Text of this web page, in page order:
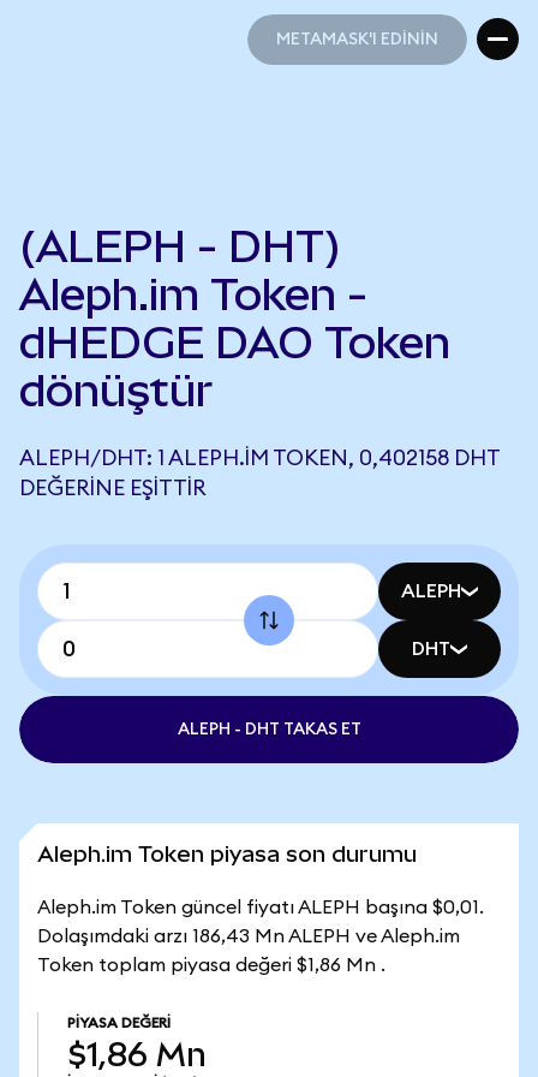
METAMASK'I EDİNİN
(ALEPH - DHT)
Aleph.im Token -
dHEDGE DAO Token
dönüştür
ALEPH/DHT: 1 ALEPH.IM TOKEN, 0,402158 DHT
DEĞERINE EŞITTIR
ALEPH
DHT
ALEPH - DHT TAKAS ET
Aleph.im Token piyasa son durumu
Aleph.im Token güncel fiyatı ALEPH başına $0,01.
Dolaşımdaki arzı 186,43 Mn ALEPH ve Aleph.im
Token toplam piyasa değeri $1,86 Mn .
PIYASA DEĞERI
$1,86 Mn